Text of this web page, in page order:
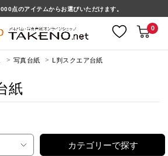
点のアイテムからお選びいただけます。
0
写真台紙 L判スクエア台紙
紙
カテゴリーで探す